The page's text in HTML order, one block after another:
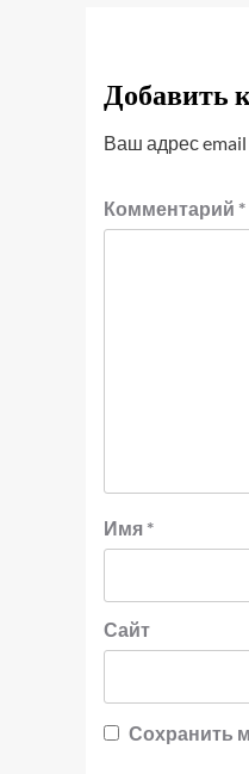
Добавить
Ваш адрес email
Комментарий *
Имя *
Сайт
Сохранить